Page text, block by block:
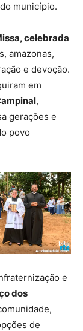
município.
celebrada
amazonas,
e devoção.
em
,
gerações e
povo
e
dos
de